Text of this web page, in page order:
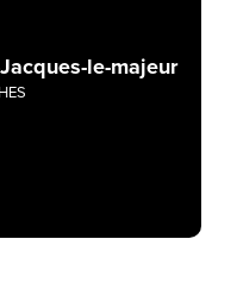
le-majeur